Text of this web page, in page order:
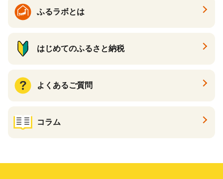
ふるラボとは
はじめてのふるさと納税
よくあるご質問
コラム